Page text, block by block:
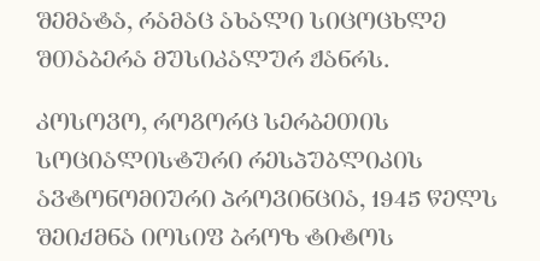
შემატა, რამაც ახალი სიცოცხლე
შთაბერა მუსიკალურ ჟანრს.
კოსოვო, როგორც სერბეთის
სოციალისტური რესპუბლიკის
ავტონომიური პროვინცია, 1945 წელს
შეიქმნა იოსიფ ბროზ ტიტოს